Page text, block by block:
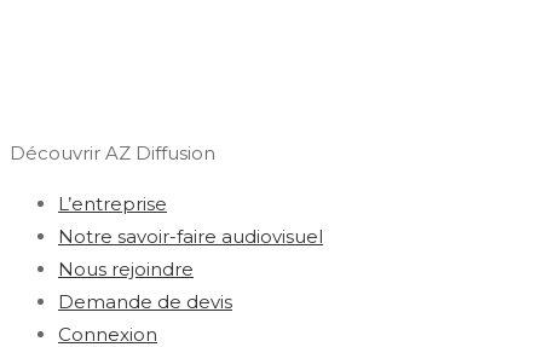
Découvrir AZ Diffusion
L’entreprise
Notre savoir-faire audiovisuel
Nous rejoindre
Demande de devis
Connexion